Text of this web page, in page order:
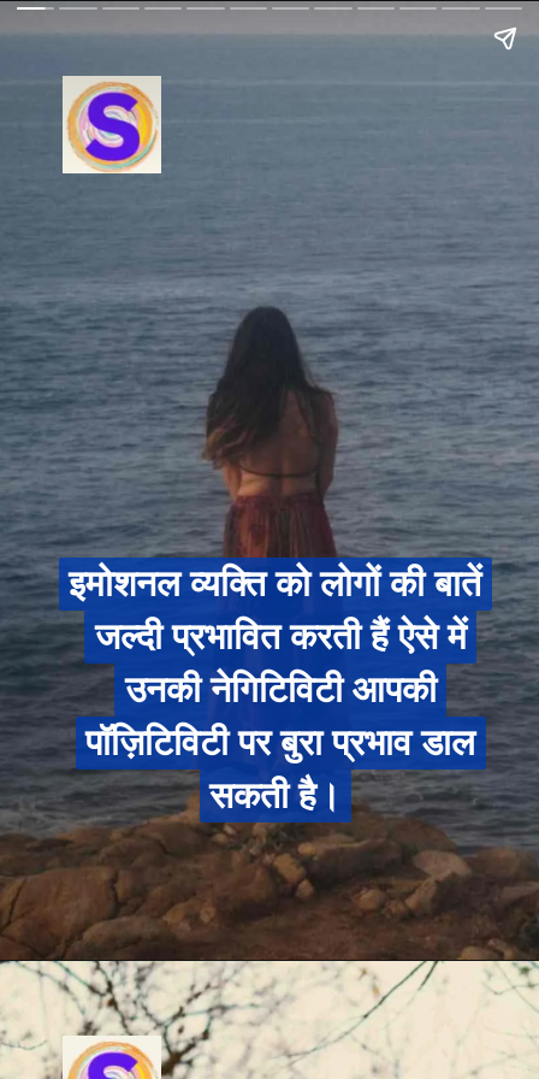
इमोशनल व्यक्ति को लोगों की बातें
जल्दी प्रभावित करती हैं ऐसे में
उनकी नेगिटिविटी आपकी
पॉज़िटिविटी पर बुरा प्रभाव डाल
सकती है।
इमोशनल व्यक्ति को लोगों की बातें
जल्दी प्रभावित करती हैं ऐसे में
उनकी नेगिटिविटी आपकी
पॉज़िटिविटी पर बुरा प्रभाव डाल
सकती है।